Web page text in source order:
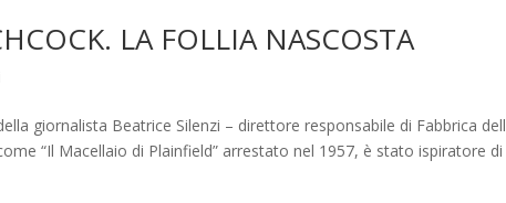
LA FOLLIA NASCOSTA
giornalista Beatrice Silenzi – direttore responsabile di Fabbrica
“Il Macellaio di Plainfield” arrestato nel 1957, è stato ispiratore di